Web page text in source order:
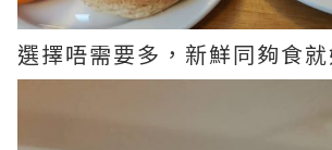
選擇唔需要多，新鮮同夠食就